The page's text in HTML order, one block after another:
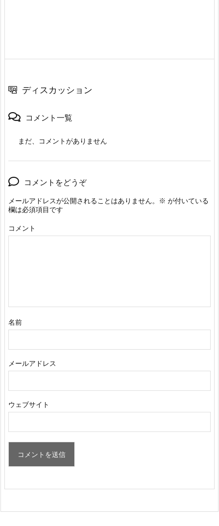
ディスカッション
コメント一覧
まだ、コメントがありません
コメントをどうぞ
メールアドレスが公開されることはありません。 ※ が付いている
欄は必須項目です
コメント
名前
メールアドレス
ウェブサイト